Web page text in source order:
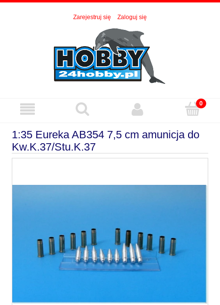
Zarejestruj się Zaloguj się
1:35 Eureka AB354 7,5 cm amunicja do
Kw.K.37/Stu.K.37